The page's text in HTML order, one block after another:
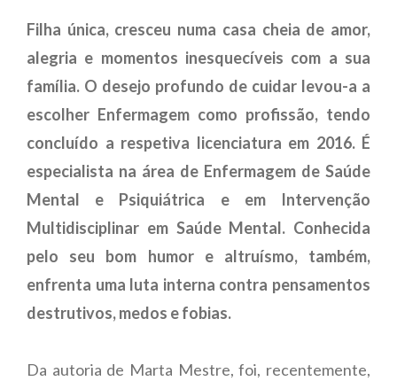
Filha única, cresceu numa casa cheia de amor,
alegria e momentos inesquecíveis com a sua
família. O desejo profundo de cuidar levou-a a
escolher Enfermagem como profissão, tendo
concluído a respetiva licenciatura em 2016. É
especialista na área de Enfermagem de Saúde
Mental e Psiquiátrica e em Intervenção
Multidisciplinar em Saúde Mental. Conhecida
pelo seu bom humor e altruísmo, também,
enfrenta uma luta interna contra pensamentos
destrutivos, medos e fobias.
Da autoria de Marta Mestre, foi, recentemente,